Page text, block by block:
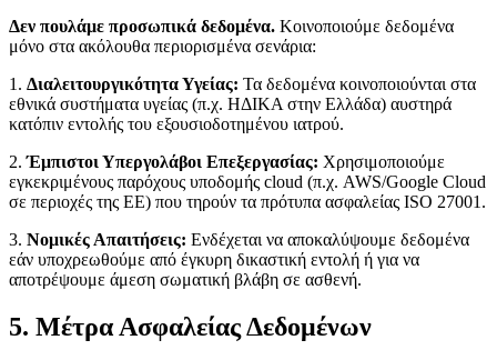
Δεν πουλάμε προσωπικά δεδομένα. Κοινοποιούμε δεδομένα
μόνο στα ακόλουθα περιορισμένα σενάρια:
1. Διαλειτουργικότητα Υγείας: Τα δεδομένα κοινοποιούνται στα
εθνικά συστήματα υγείας (π.χ. ΗΔΙΚΑ στην Ελλάδα) αυστηρά
κατόπιν εντολής του εξουσιοδοτημένου ιατρού.
2.Έμπιστοι Υπεργολάβοι Επεξεργασίας: Χρησιμοποιούμε
εγκεκριμένους παρόχους υποδομής cloud (π.χ. AWS/Google Cloud
σε περιοχές της ΕΕ) που τηρούν τα πρότυπα ασφαλείας ISO 27001.
3. Νομικές Απαιτήσεις: Ενδέχεται να αποκαλύψουμε δεδομένα
εάν υποχρεωθούμε από έγκυρη δικαστική εντολή ή για να
αποτρέψουμε άμεση σωματική βλάβη σε ασθενή.
5. Μέτρα Ασφαλείας Δεδομένων